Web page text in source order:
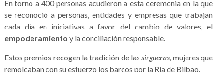
En torno a 400 personas acudieron a esta ceremonia en la que
se reconoció a personas, entidades y empresas que trabajan
cada día en iniciativas a favor del cambio de valores, el
empoderamiento y la conciliación responsable.
Estos premios recogen la tradición de lassirgueras, mujeres que
remolcaban con su esfuerzo los barcos por la Ría de Bilbao.